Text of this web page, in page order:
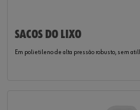
SACOS DO LIXO
Em polietileno de alta pressão robusto, sem